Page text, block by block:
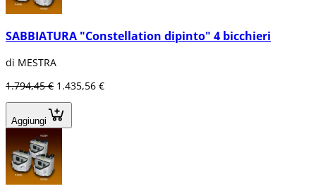
SABBIATURA "Constellation dipinto" 4 bicchieri
di MESTRA
1.794,45 € 1.435,56 €
Aggiungi